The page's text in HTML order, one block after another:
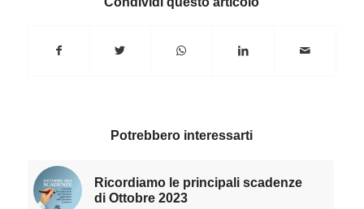
Potrebbero interessarti
Ricordiamo le principali scadenze
di Ottobre 2023